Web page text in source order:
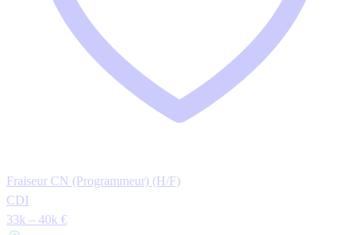
Fraiseur CN (Programmeur) (H/F)
CDI
33k – 40k €